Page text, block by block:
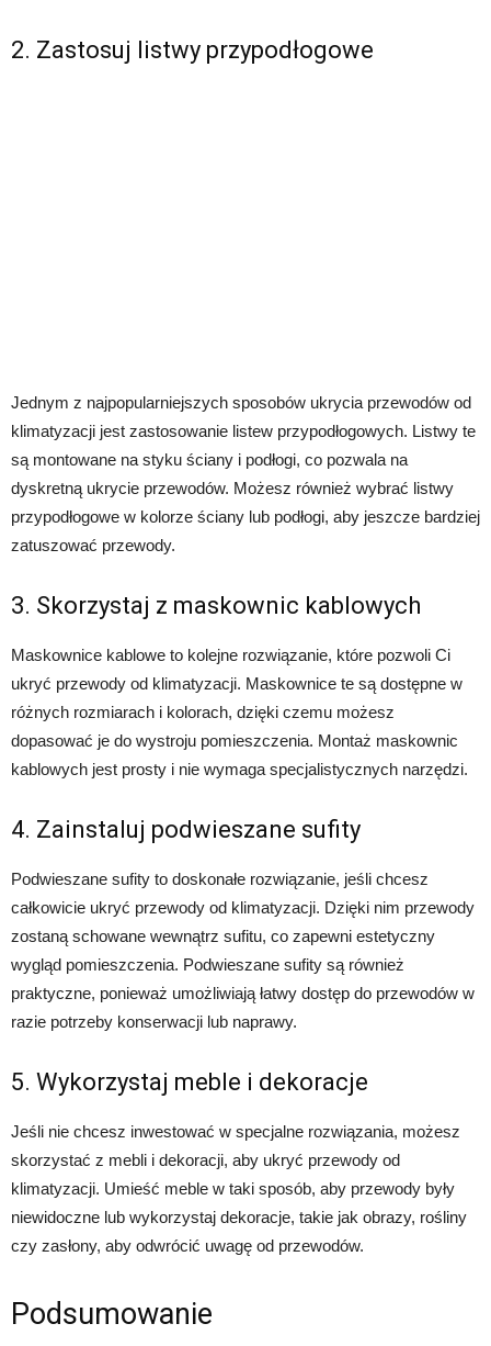
2. Zastosuj listwy przypodłogowe
Jednym z najpopularniejszych sposobów ukrycia przewodów od
klimatyzacji jest zastosowanie listew przypodłogowych. Listwy te
są montowane na styku ściany i podłogi, co pozwala na
dyskretną ukrycie przewodów. Możesz również wybrać listwy
przypodłogowe w kolorze ściany lub podłogi, aby jeszcze bardziej
zatuszować przewody.
3. Skorzystaj z maskownic kablowych
Maskownice kablowe to kolejne rozwiązanie, które pozwoli Ci
ukryć przewody od klimatyzacji. Maskownice te są dostępne w
różnych rozmiarach i kolorach, dzięki czemu możesz
dopasować je do wystroju pomieszczenia. Montaż maskownic
kablowych jest prosty i nie wymaga specjalistycznych narzędzi.
4. Zainstaluj podwieszane sufity
Podwieszane sufity to doskonałe rozwiązanie, jeśli chcesz
całkowicie ukryć przewody od klimatyzacji. Dzięki nim przewody
zostaną schowane wewnątrz sufitu, co zapewni estetyczny
wygląd pomieszczenia. Podwieszane sufity są również
praktyczne, ponieważ umożliwiają łatwy dostęp do przewodów w
razie potrzeby konserwacji lub naprawy.
5. Wykorzystaj meble i dekoracje
Jeśli nie chcesz inwestować w specjalne rozwiązania, możesz
skorzystać z mebli i dekoracji, aby ukryć przewody od
klimatyzacji. Umieść meble w taki sposób, aby przewody były
niewidoczne lub wykorzystaj dekoracje, takie jak obrazy, rośliny
czy zasłony, aby odwrócić uwagę od przewodów.
Podsumowanie